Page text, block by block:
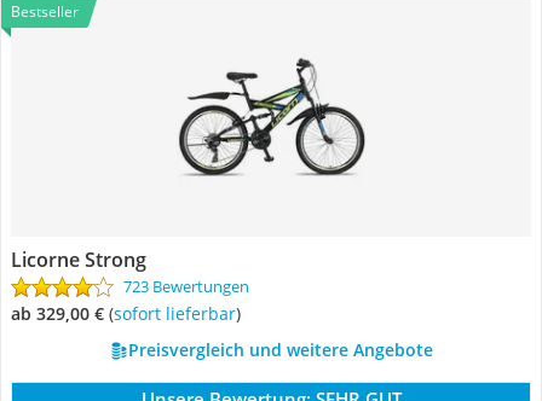
Bestseller
Licorne Strong
723 Bewertungen
ab 329,00 € ( Sofort lieferbar)
Preisvergleich und weitere Angebote